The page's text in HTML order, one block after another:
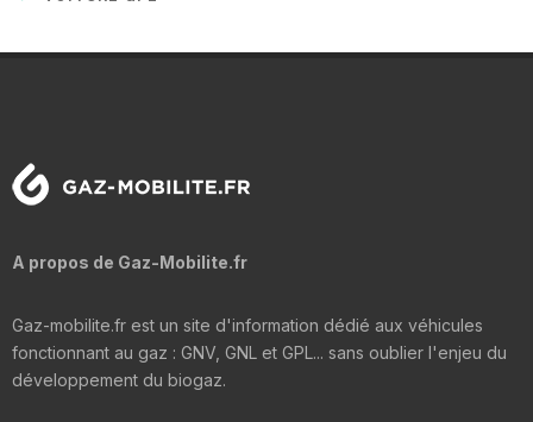
A propos de Gaz-Mobilite.fr
Gaz-mobilite.fr est un site d'information dédié aux véhicules
fonctionnant au gaz : GNV, GNL et GPL... sans oublier l'enjeu du
développement du biogaz.